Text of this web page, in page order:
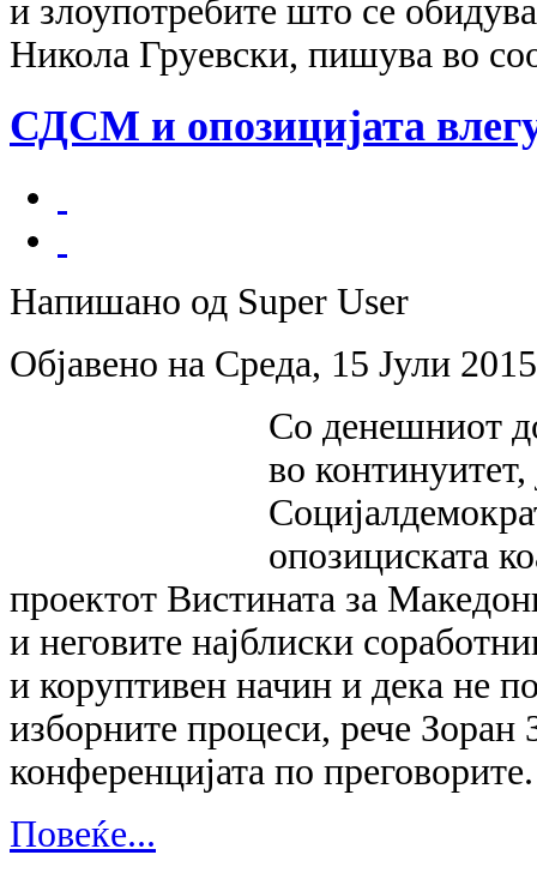
и злоупотребите што се
Никола Груевски, пишува во
СДСМ и опозицијата
Напишано од Super User
Објавено на Среда, 15 Јули
Со денешниот
во континуитет,
опозициската
проектот Вистината за
и неговите најблиски
и коруптивен начин и дека не
изборните процеси, рече Зоран
конференцијата по преговорите.
Повеќе...